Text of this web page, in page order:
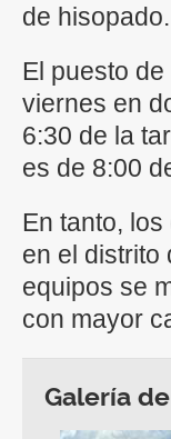
de hisopado.
El puesto
viernes en
6:30 de la
es de 8:00
En tanto,
en el distrito
equipos se
con mayor
Galería